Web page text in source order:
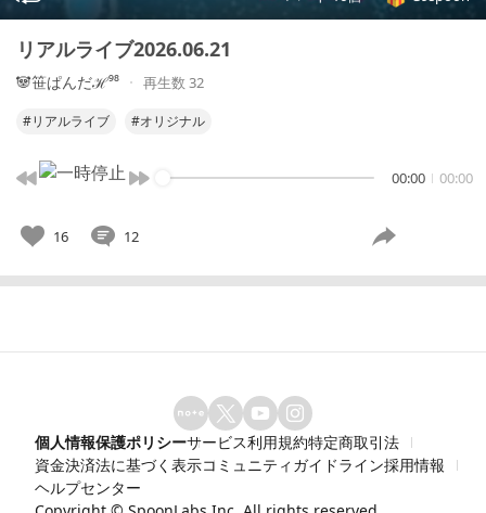
リアルライブ2026.06.21
🐼笹ぱんだℋ⁹⁸ 再生数 32
#リアルライブ #オリジナル
00:00 00:00
16 12
個人情報保護ポリシーサービス利用規約特定商取引法
資金決済法に基づく表示コミュニティガイドライン採用情報
ヘルプセンター